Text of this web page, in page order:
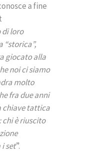
a fine
di loro
“storica”,
giocato alla
noi ci siamo
molto
fra due anni
chiave tattica
è riuscito
set”.